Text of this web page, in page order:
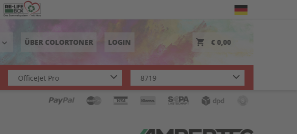
keyboard_arrow_down ÜBER COLORTONER LOGIN € 0,00